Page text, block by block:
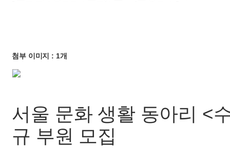
첨부 이미지 : 1개
서울 문화 생활 동아리 <
규 부원 모집